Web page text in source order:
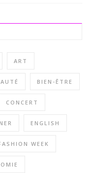
ART
BIEN-ÊTRE
CONCERT
ENGLISH
WEEK